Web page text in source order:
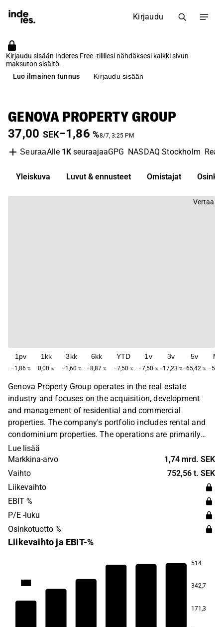
Kirjaudu
Kirjaudu sisään Inderes Free -tilillesi nähdäksesi kaikki sivun
maksuton sisältö.
Luo ilmainen tunnus
Kirjaudu sisään
GENOVA PROPERTY GROUP
37,00 SEK−1,86 %8/7, 3:25 PM
SeuraaAlle 1KseuraajaaGPG NASDAQ Stockholm
Yleiskuva Luvut & ennusteet Omistajat Osinko
Vertaa
1pv
−1,86 %
1kk
0,00 %
3kk
−1,60 %
6kk
−8,87 %
YTD
−7,50 %
1v
−7,50 %
3v
−17,23 %
5v
−65,42 %
Genova Property Group operates in the real estate
industry and focuses on the acquisition, development
and management of residential and commercial
properties. The company's portfolio includes rental and
condominium properties. The operations are primarily
concentrated in Sweden, with a primary presence in the
Stockholm region. Genova Property Group was founded
in 2006 and is headquartered in Stockholm, Sweden.
Lue lisää
Markkina-arvo
1,74 mrd. SEK
Vaihto
752,56 t. SEK
Liikevaihto
EBIT %
P/E -luku
Osinkotuotto %
Liikevaihto ja EBIT-%
514
342,7
171,3